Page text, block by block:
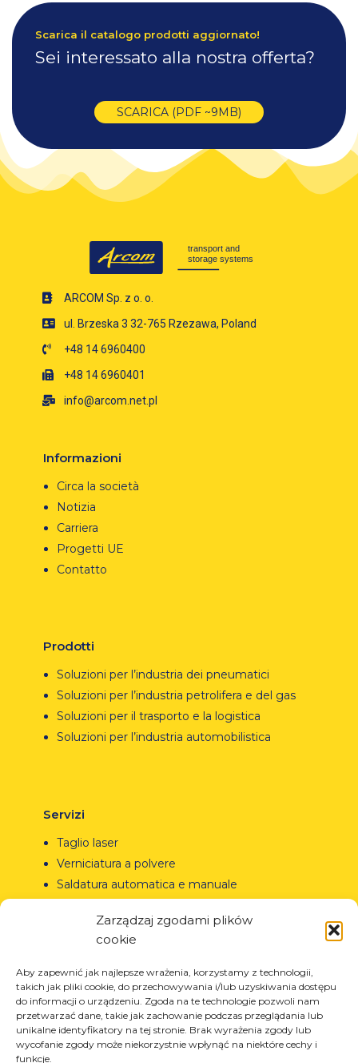
Zarządzaj zgodami plików
cookie
Aby zapewnić jak najlepsze wrażenia, korzystamy z technologii,
takich jak pliki cookie, do przechowywania i/lub uzyskiwania dostępu
do informacji o urządzeniu. Zgoda na te technologie pozwoli nam
przetwarzać dane, takie jak zachowanie podczas przeglądania lub
unikalne identyfikatory na tej stronie. Brak wyrażenia zgody lub
wycofanie zgody może niekorzystnie wpłynąć na niektóre cechy i
funkcje.
Scarica il catalogo prodotti aggiornato!
Sei interessato alla nostra offerta?
SCARICA (PDF ~9MB)
ARCOM Sp. z o. o.
ul. Brzeska 3 32-765 Rzezawa, Poland
+48 14 6960400
+48 14 6960401
info@arcom.net.pl
Informazioni
Circa la società
Notizia
Carriera
Progetti UE
Contatto
Prodotti
Soluzioni per l’industria dei pneumatici
Soluzioni per l’industria petrolifera e del gas
Soluzioni per il trasporto e la logistica
Soluzioni per l’industria automobilistica
Servizi
Taglio laser
Verniciatura a polvere
Saldatura automatica e manuale
Il marchio Arcom è protetto
dal certificato n. 290764
rilasciato dall’Ufficio Brevetti
della Repubblica di
Polonia.Tutti i diritti riservati.
REGON: 850412167, NIP:
PL868-10-14-503, KRS:
0000973495 wyst. przez Sąd
Rejonowy dla Krakowa-
Śródmieścia z dnia